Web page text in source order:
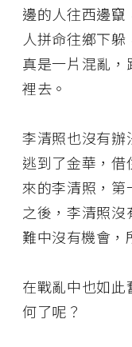
邊的人往西邊
人拼命往鄉下躲
真是一片混亂
裡去。
李清照也沒有辦
逃到了金華，
來的李清照，
之後，李清照
難中沒有機會，
在戰亂中也如此
何了呢？